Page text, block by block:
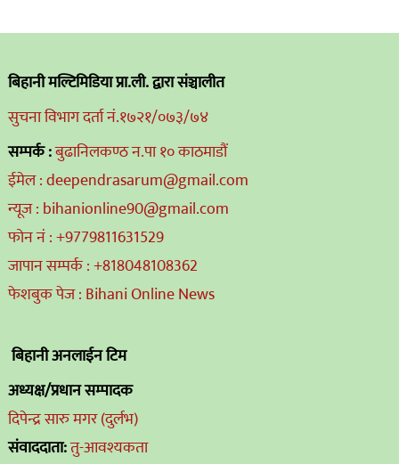
बिहानी मल्टिमिडिया प्रा.ली. द्वारा संञ्चालीत
सुचना विभाग दर्ता नं.१७२१/०७३/७४
सम्पर्क :बुढानिलकण्ठ न.पा १० काठमाडौं
ईमेल : deependrasarum@gmail.com
न्यूज : bihanionline90@gmail.com
फोन नं : +9779811631529
जापान सम्पर्क : +818048108362
फेशबुक पेज : Bihani Online News
बिहानी अनलाईन टिम
अध्यक्ष/प्रधान सम्पादक
दिपेन्द्र सारु मगर (दुर्लभ)
संवाददाता:तु-आवश्यकता